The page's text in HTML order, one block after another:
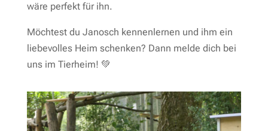
wäre perfekt für ihn.
Möchtest du Janosch kennenlernen und ihm ein
liebevolles Heim schenken? Dann melde dich bei
uns im Tierheim! 💚